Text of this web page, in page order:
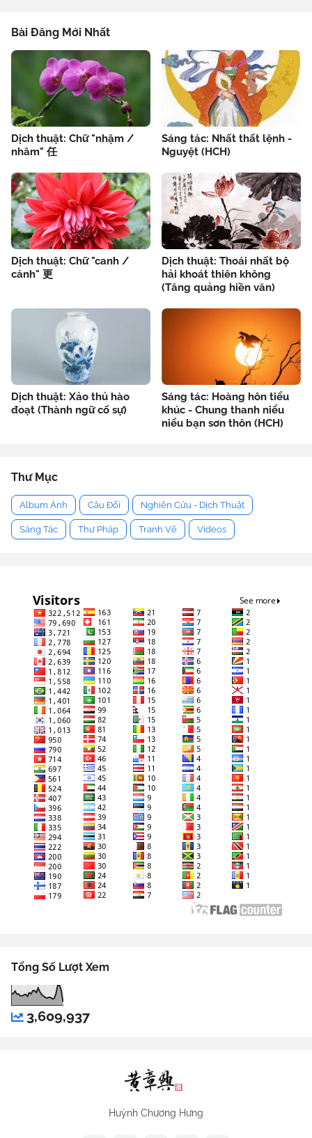
Bài Đăng Mới Nhất
Dịch thuật: Chữ "nhậm /
nhâm" 任
Sáng tác: Nhất thất lệnh -
Nguyệt (HCH)
Dịch thuật: Chữ "canh /
cánh" 更
Dịch thuật: Thoái nhất bộ
hải khoát thiên không
(Tăng quảng hiền văn)
Dịch thuật: Xảo thủ hào
đoạt (Thành ngữ cố sự)
Sáng tác: Hoàng hôn tiểu
khúc - Chung thanh niểu
niểu bạn sơn thôn (HCH)
Thư Mục
Album Ảnh Câu Đối Nghiên Cứu - Dịch Thuật
Sáng Tác Thư Pháp Tranh Vẽ Videos
Tổng Số Lượt Xem
3,609,937
Huỳnh Chương Hưng